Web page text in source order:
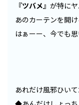
『ツバメ』 が特にヤ
あのカーテンを開
はぁーー、今でも
あれだけ風邪ひい